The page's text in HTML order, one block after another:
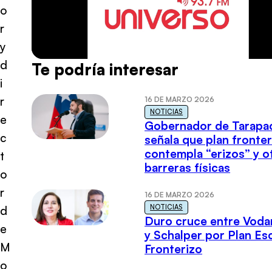
o
r
y
d
i
r
e
c
t
o
r
d
e
M
o
Te podría interesar
16 DE MARZO 2026
NOTICIAS
Gobernador de
señala que plan
contempla “erizos” y
barreras físicas
16 DE MARZO 2026
NOTICIAS
Duro cruce entre
y Schalper por Plan
Fronterizo